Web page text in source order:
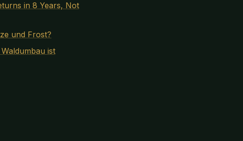
in 8 Years, Not
und Frost?
ist